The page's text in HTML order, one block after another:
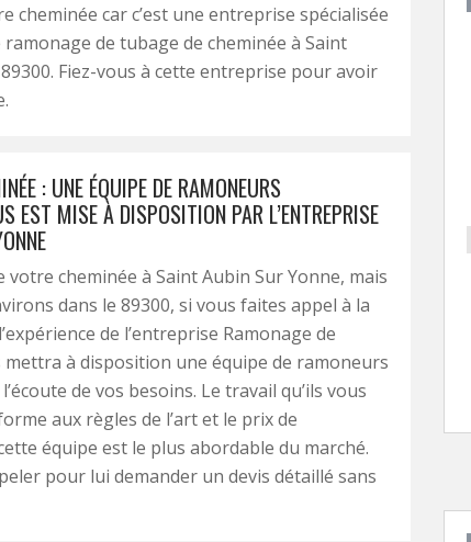
cheminée car c’est une entreprise spécialisée
de tubage de cheminée à Saint
Fiez-vous à cette entreprise pour avoir
: UNE ÉQUIPE DE RAMONEURS
EST MISE À DISPOSITION PAR L’ENTREPRISE
votre cheminée à Saint Aubin Sur Yonne, mais
dans le 89300, si vous faites appel à la
de l’entreprise Ramonage de
mettra à disposition une équipe de ramoneurs
de vos besoins. Le travail qu’ils vous
aux règles de l’art et le prix de
équipe est le plus abordable du marché.
pour lui demander un devis détaillé sans